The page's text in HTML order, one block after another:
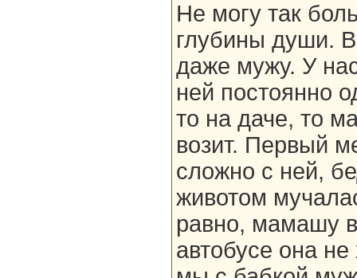
Не могу так
глубины души.
даже мужу. У
ней постоянно
то на даче, то
возит. Первый
сложно с ней,
животом
равно, мамашу
автобусе она